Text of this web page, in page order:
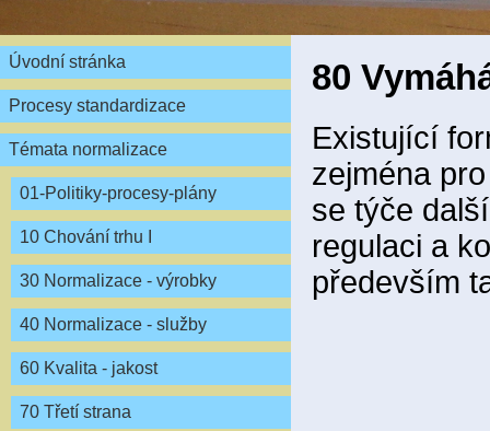
Úvodní stránka
Procesy standardizace
Témata normalizace
01-Politiky-procesy-plány
10 Chování trhu I
30 Normalizace - výrobky
40 Normalizace - služby
60 Kvalita - jakost
70 Třetí strana
80
Existující
zejména
se týče
regulaci a
především